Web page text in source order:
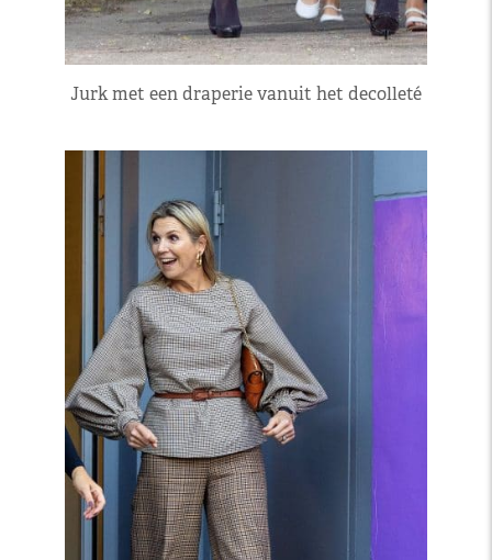
Jurk met een draperie vanuit het decolleté